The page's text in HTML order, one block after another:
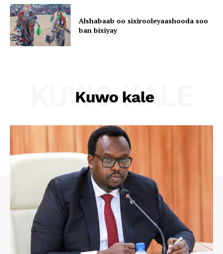
Alshabaab oo sixirooleyaashooda soo
ban bixiyay
Kuwo kale
KUWO KALE